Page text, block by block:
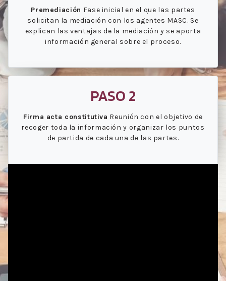
Premediación Fase inicial en el que las partes
solicitan la mediación con los agentes MASC. Se
explican las ventajas de la mediación y se aporta
información general sobre el proceso.
PASO 2
Firma acta constitutiva Reunión con el objetivo de
recoger toda la información y organizar los puntos
de partida de cada una de las partes.